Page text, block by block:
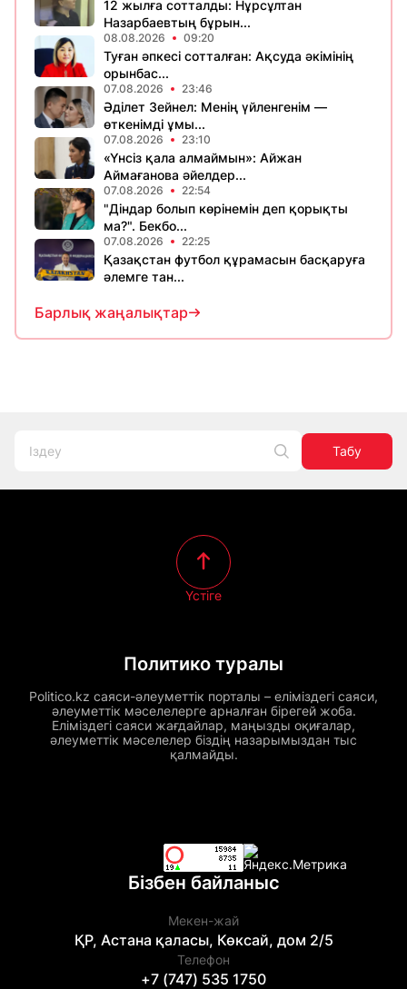
12 жылға сотталды: Нұрсұлтан
Назарбаевтың бұрын...
08.08.2026 09:20
Туған әпкесі сотталған: Ақсуда әкімінің
орынбас...
07.08.2026 23:46
Әділет Зейнел: Менің үйленгенім —
өткенімді ұмы...
07.08.2026 23:10
«Үнсіз қала алмаймын»: Айжан
Аймағанова әйелдер...
07.08.2026 22:54
"Діндар болып көрінемін деп қорықты
ма?". Бекбо...
07.08.2026 22:25
Қазақстан футбол құрамасын басқаруға
әлемге тан...
Барлық жаңалықтар
Табу
Политико туралы
Politico.kz саяси-әлеуметтік порталы – еліміздегі саяси,
әлеуметтік мәселелерге арналған бірегей жоба.
Еліміздегі саяси жағдайлар, маңызды оқиғалар,
әлеуметтік мәселелер біздің назарымыздан тыс
қалмайды.
Үстіге
Бізбен байланыс
Мекен-жай
ҚР, Астана қаласы, Көксай, дом 2/5
Телефон
+7 (747) 535 1750